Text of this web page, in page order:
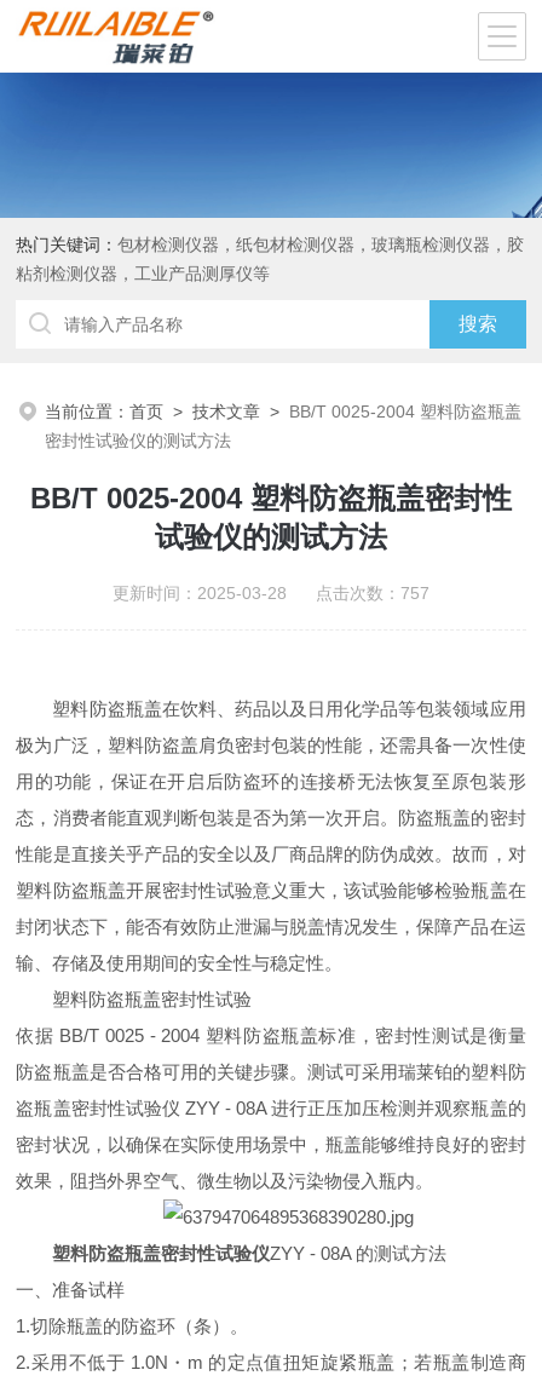
热门关键词：包材检测仪器，纸包材检测仪器，玻璃瓶检测仪器，胶
粘剂检测仪器，工业产品测厚仪等
当前位置：首页 >技术文章 > BB/T 0025-2004 塑料防盗瓶盖
密封性试验仪的测试方法
BB/T 0025-2004 塑料防盗瓶盖密封性
试验仪的测试方法
更新时间：2025-03-28 点击次数：757
塑料防盗瓶盖在饮料、药品以及日用化学品等包装领域应用
极为广泛，塑料防盗盖肩负密封包装的性能，还需具备一次性使
用的功能，保证在开启后防盗环的连接桥无法恢复至原包装形
态，消费者能直观判断包装是否为第一次开启。防盗瓶盖的密封
性能是直接关乎产品的安全以及厂商品牌的防伪成效。故而，对
塑料防盗瓶盖开展密封性试验意义重大，该试验能够检验瓶盖在
封闭状态下，能否有效防止泄漏与脱盖情况发生，保障产品在运
输、存储及使用期间的安全性与稳定性。
塑料防盗瓶盖密封性试验
依据 BB/T 0025 - 2004 塑料防盗瓶盖标准，密封性测试是衡量
防盗瓶盖是否合格可用的关键步骤。测试可采用瑞莱铂的塑料防
盗瓶盖密封性试验仪 ZYY - 08A 进行正压加压检测并观察瓶盖的
密封状况，以确保在实际使用场景中，瓶盖能够维持良好的密封
效果，阻挡外界空气、微生物以及污染物侵入瓶内。
塑料防盗瓶盖密封性试验仪ZYY - 08A 的测试方法
一、准备试样
1.切除瓶盖的防盗环（条）。
2.采用不低于 1.0N・m 的定点值扭矩旋紧瓶盖；若瓶盖制造商